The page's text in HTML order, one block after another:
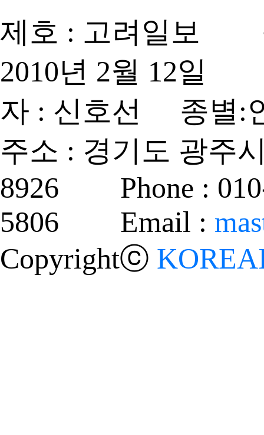
제호 : 고려일보
2010년 2월 12일
자 : 신호선 종별:
주소 : 경기도 광주
8926 Phone :
5806 Email :
Copyrightⓒ